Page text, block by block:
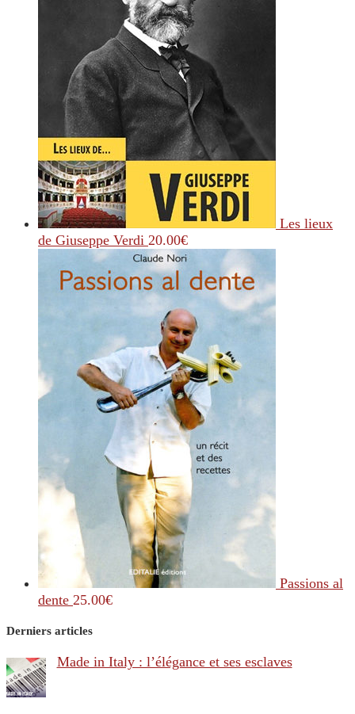
Les lieux
de Giuseppe Verdi 20.00€
Passions al
dente 25.00€
Derniers articles
Made in Italy : l’élégance et ses esclaves